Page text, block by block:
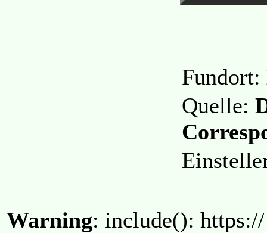
Fundort:
Quelle:
Warning: include():